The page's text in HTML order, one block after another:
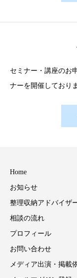
セミナー・講座のお
ナーを開催しており
Home
お知らせ
整理収納アドバイザ
相談の流れ
プロフィール
お問い合わせ
メディア出演・掲載